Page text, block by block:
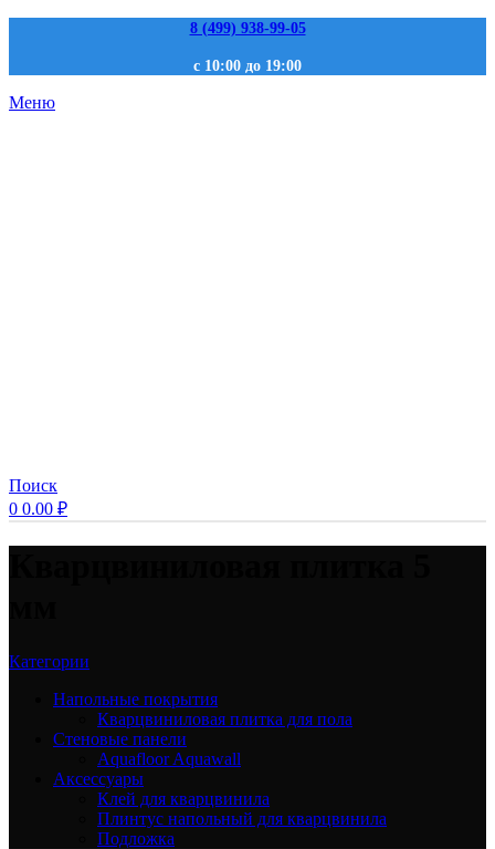
8 (499) 938-99-05
с 10:00 до 19:00
Меню
Поиск
0 0.00 ₽
Категории
Напольные покрытия
Кварцвиниловая плитка для пола
Стеновые панели
Aquafloor Aquawall
Аксессуары
Клей для кварцвинила
Плинтус напольный для кварцвинила
Подложка